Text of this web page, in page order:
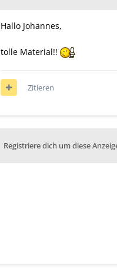
Hallo Johannes,
tolle Material!!
Zitieren
Registriere dich um diese